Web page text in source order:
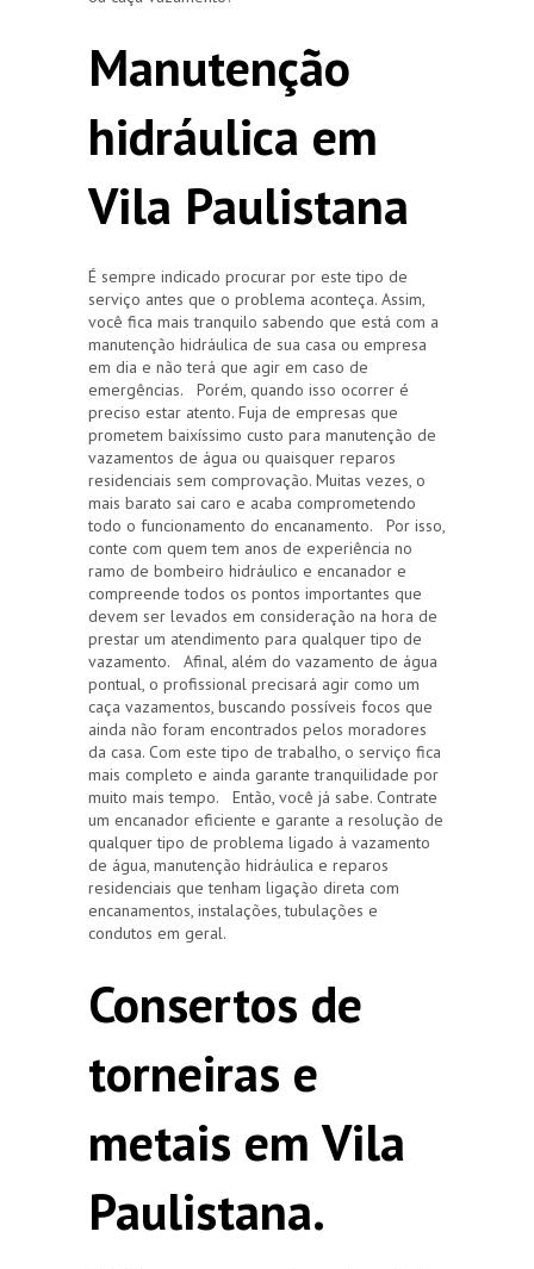
Manutenção
hidráulica em
Vila Paulistana
É sempre indicado procurar por este tipo de
serviço antes que o problema aconteça. Assim,
você fica mais tranquilo sabendo que está com a
manutenção hidráulica de sua casa ou empresa
em dia e não terá que agir em caso de
emergências. Porém, quando isso ocorrer é
preciso estar atento. Fuja de empresas que
prometem baixíssimo custo para manutenção de
vazamentos de água ou quaisquer reparos
residenciais sem comprovação. Muitas vezes, o
mais barato sai caro e acaba comprometendo
todo o funcionamento do encanamento. Por isso,
conte com quem tem anos de experiência no
ramo de bombeiro hidráulico e encanador e
compreende todos os pontos importantes que
devem ser levados em consideração na hora de
prestar um atendimento para qualquer tipo de
vazamento. Afinal, além do vazamento de água
pontual, o profissional precisará agir como um
caça vazamentos, buscando possíveis focos que
ainda não foram encontrados pelos moradores
da casa. Com este tipo de trabalho, o serviço fica
mais completo e ainda garante tranquilidade por
muito mais tempo. Então, você já sabe. Contrate
um encanador eficiente e garante a resolução de
qualquer tipo de problema ligado à vazamento
de água, manutenção hidráulica e reparos
residenciais que tenham ligação direta com
encanamentos, instalações, tubulações e
condutos em geral.
Consertos de
torneiras e
metais em Vila
Paulistana.